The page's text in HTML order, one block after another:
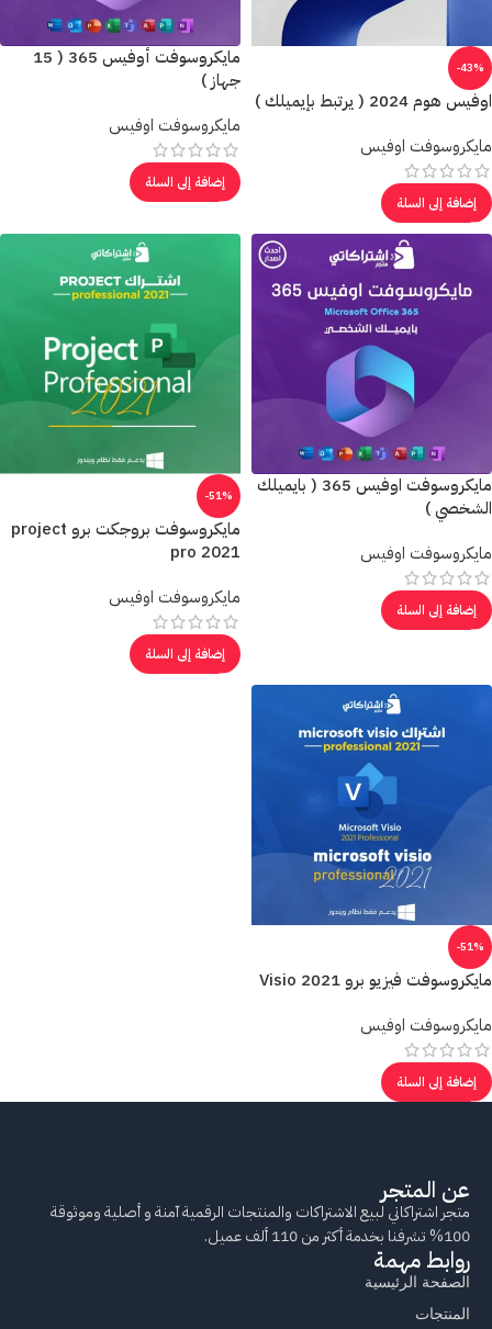
-43%
اوفيس هوم 2024 ( يرتبط بإيميلك )
مايكروسوفت اوفيس
إضافة إلى السلة
مايكروسوفت أوفيس 365 ( 15
جهاز )
مايكروسوفت اوفيس
إضافة إلى السلة
مايكروسوفت اوفيس 365 ( بايميلك
الشخصي )
مايكروسوفت اوفيس
إضافة إلى السلة
-51%
مايكروسوفت بروجكت برو project
pro 2021
مايكروسوفت اوفيس
إضافة إلى السلة
-51%
مايكروسوفت فيزيو برو 2021 Visio
مايكروسوفت اوفيس
إضافة إلى السلة
عن المتجر
متجر اشتراكاتي لبيع الاشتراكات والمنتجات الرقمية آمنة و أصلية وموثوقة
100% تشرفنا بخدمة أكثر من 110 ألف عميل.
روابط مهمة
الصفحة الرئيسية
المنتجات